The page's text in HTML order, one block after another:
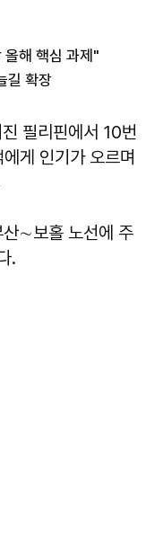
해 핵심 과제"
길 확장
필리핀에서 10번
게 인기가 오르며
산∼보홀 노선에 주
.